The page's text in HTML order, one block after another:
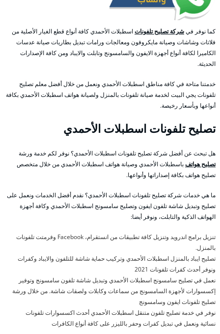
كما نوفر فيشركة تصليح تلفوناتاسطبلات الأحمدي كافة أنواع قطع الغيار الأصلية من
فلاتات وشاشات وصيانة مايكروفون ومعالجات ورامات تبديل بطاريات صيانة عدسات
الكاميرا لكافة أنواع أجهزة الايفون والسامسونج وتابلت والايباد ومن كافة الإصدارات
الحديثة.
خدمتنا متاحة في كافة مناطق اسطبلات الأحمدي ونعمل من خلال أفضل معلم تصليح
تلفونات يجي البيت لخدمة صيانة تلفونات بالمنزل ولصيانة هواتف اسطبلات الأحمدي بكافة
أنواعها وبأسعار رخيصة.
تصليح تلفونات اسطبلات الأحمدي
هل تبحث عن أفضل شركة تصليح تلفونات اسطبلات الأحمدي؟ نوفر لكم خدمة ورشة
تصليح هواتفباسطبلات الأحمدي وصيانة هواتف اسطبلات الأحمدي من خلال متخصص
تصليح هواتف بكافة إصداراتها وأنواعها.
ما هي خدمات شركة تصليح تلفونات اسطبلات الأحمدي؟ نقدم أفضل الخدمات ونعمل على
تصليح وتبديل شاشة تلفون ايفون وتصليح سامسونج اسطبلات الأحمدي وكافة أجهزة
الهواتف الذكية والتابلت، ونوفر أيضا:
تنزيل برامج اندرويد وتنزيل كافة تطبيقات من انستقرام، Facebook وفرمتت تلفونات
بالمنزل.
تصليح ايباد بالمنزل اسطبلات الأحمدي وتركيب حماية شاشة للتلفون والايباد وكفرات
ونوفر أحدث كفرات تلفونات 2021
نعمل في تصليح سامسونج اسطبلات الأحمدي وتبديل شاشة تلفون سامسونج وتوفير
إكسسوارات لأجهزة السامسونج من سماعات وكابلات ولصقات شاشة. من خلال ورشة
تصليح تلفونات ايفون وسامسونج
نوفر في خدمة تصليح تلفون متنقل اسطبلات الأحمدي أحدث اكسسوارات تلفونات
نسائية ونعمل في تبديل كفرات وحفر بالليزر على كافة أنواع الكافرات